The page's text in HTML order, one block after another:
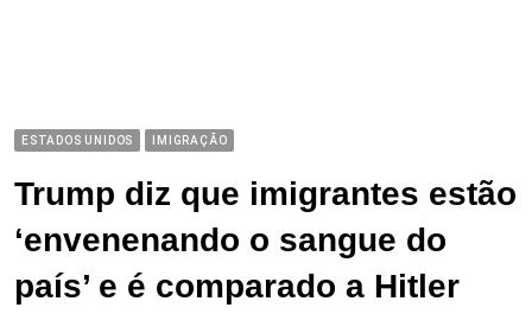
ESTADOS UNIDOS IMIGRAÇÃO
Trump diz que imigrantes estão
‘envenenando o sangue do
país’ e é comparado a Hitler